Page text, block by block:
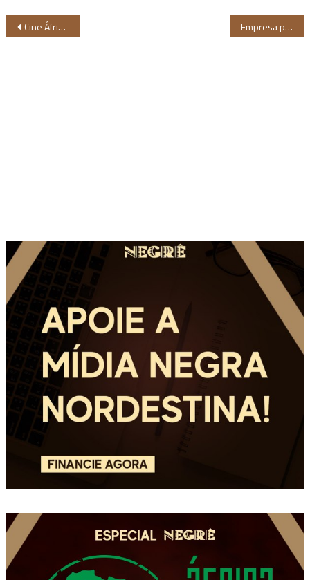
Navegação
Cine África e Sesc São Paulo lançam livro sobre Cinemas Africanos Empresa planeja ter 30% de negros em cargos de liderança no Brasil até 2025